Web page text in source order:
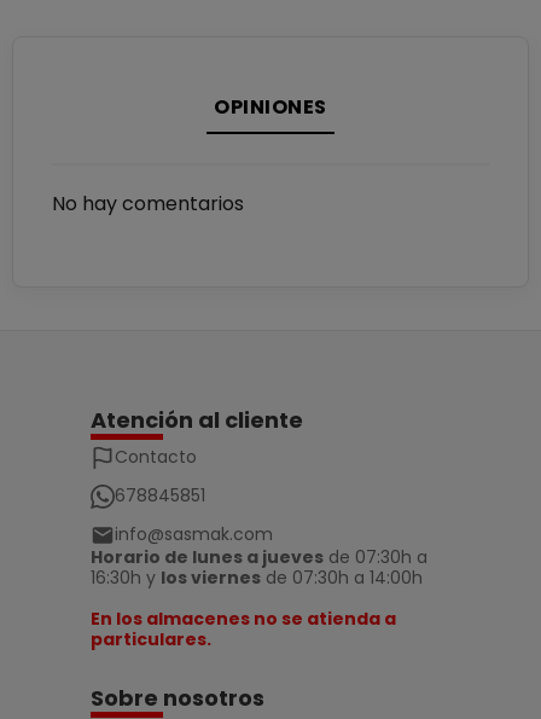
OPINIONES
No hay comentarios
Atención al cliente
Contacto
678845851
info@sasmak.com
Horario de lunes a jueves de 07:30h a
16:30h y los viernes de 07:30h a 14:00h
En los almacenes no se atienda a
particulares.
Sobre nosotros